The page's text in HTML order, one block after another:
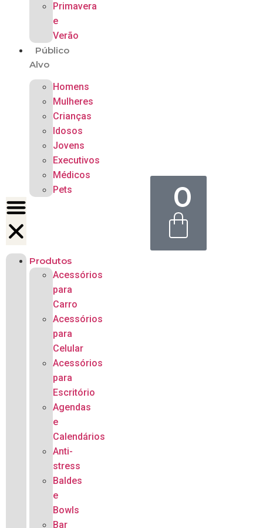
Primavera
e
Verão
Público
Alvo
Homens
Mulheres
Crianças
Idosos
Jovens
Executivos
Médicos
Pets
Produtos
Acessórios
para
Carro
Acessórios
para
Celular
Acessórios
para
Escritório
Agendas
e
Calendários
Anti-
stress
Baldes
e
Bowls
Bar
0